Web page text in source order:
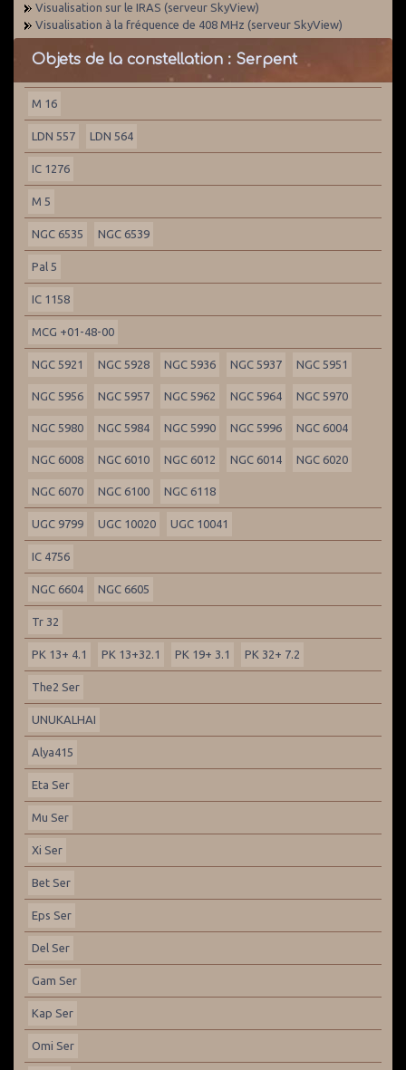
Visualisation sur le IRAS (serveur SkyView)
Visualisation à la fréquence de 408 MHz (serveur SkyView)
Objets de la constellation : Serpent
M 16
LDN 557 LDN 564
IC 1276
M 5
NGC 6535 NGC 6539
Pal 5
IC 1158
MCG +01-48-00
NGC 5921 NGC 5928 NGC 5936 NGC 5937 NGC 5951
NGC 5956 NGC 5957 NGC 5962 NGC 5964 NGC 5970
NGC 5980 NGC 5984 NGC 5990 NGC 5996 NGC 6004
NGC 6008 NGC 6010 NGC 6012 NGC 6014 NGC 6020
NGC 6070 NGC 6100 NGC 6118
UGC 9799 UGC 10020 UGC 10041
IC 4756
NGC 6604 NGC 6605
Tr 32
PK 13+ 4.1 PK 13+32.1 PK 19+ 3.1 PK 32+ 7.2
The2 Ser
UNUKALHAI
Alya415
Eta Ser
Mu Ser
Xi Ser
Bet Ser
Eps Ser
Del Ser
Gam Ser
Kap Ser
Omi Ser